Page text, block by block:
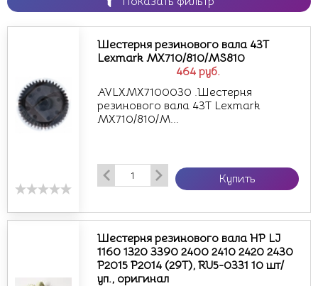
464 руб.
Шестерня резинового вала 43Т
Lexmark MX710/810/MS810
AVLXMX7100030 .Шестерня
резинового вала 43Т Lexmark
MX710/810/M...
Купить
Шестерня резинового вала HP LJ
1160 1320 3390 2400 2410 2420 2430
P2015 P2014 (29T), RU5-0331 10 шт/
уп., оригинал